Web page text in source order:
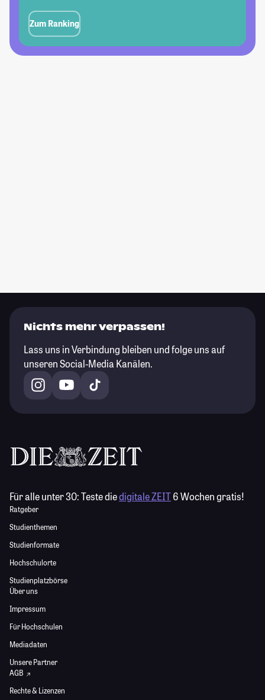
Zum Ranking
Nichts mehr verpassen!
Lass uns in Verbindung bleiben und folge uns auf
unseren Social-Media Kanälen.
Für alle unter 30:Teste diedigitale ZEIT6 Wochen gratis!
Ratgeber
Studienthemen
Studienformate
Hochschulorte
Studienplatzbörse
Über uns
Impressum
Für Hochschulen
Mediadaten
Unsere Partner
AGB
Rechte & Lizenzen